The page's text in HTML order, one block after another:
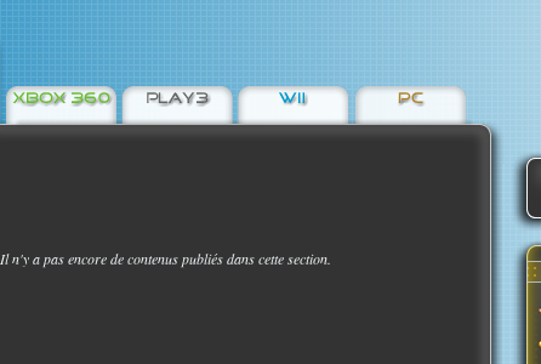
Il n'y a pas encore de contenus publiés dans cette section.